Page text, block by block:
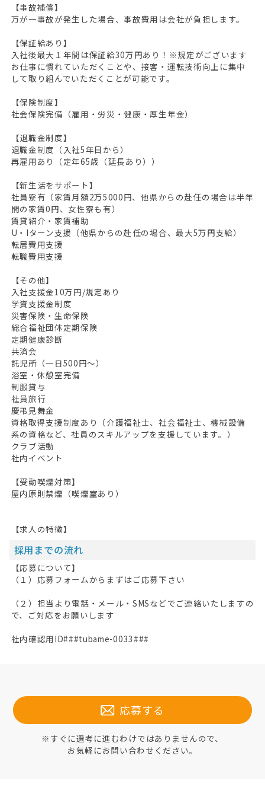
【事故補償】
万が一事故が発生した場合、事故費用は会社が負担します。
【保証給あり】
入社後最大１年間は保証給30万円あり！※規定がございます
お仕事に慣れていただくことや、接客・運転技術向上に集中
して取り組んでいただくことが可能です。
【保険制度】
社会保険完備（雇用・労災・健康・厚生年金）
【退職金制度】
退職金制度（入社5年目から）
再雇用あり（定年65歳（延長あり））
【新生活をサポート】
社員寮有（家賃月額2万5000円、他県からの赴任の場合は半年
間の家賃0円、女性寮も有）
賃貸紹介・家賃補助
U・Iターン支援（他県からの赴任の場合、最大5万円支給）
転居費用支援
転職費用支援
【その他】
入社支援金10万円/規定あり
学資支援金制度
災害保険・生命保険
総合福祉団体定期保険
定期健康診断
共済会
託児所（一日500円～）
浴室・休憩室完備
制服貸与
社員旅行
慶弔見舞金
資格取得支援制度あり（介護福祉士、社会福祉士、機械設備
系の資格など、社員のスキルアップを支援しています。）
クラブ活動
社内イベント
【受動喫煙対策】
屋内原則禁煙（喫煙室あり）
【求人の特徴】
採用までの流れ
【応募について】
（１）応募フォームからまずはご応募下さい
（２）担当より電話・メール・SMSなどでご連絡いたしますの
で、ご対応をお願いします
社内確認用ID###tubame-0033###
応募する
※すぐに選考に進むわけではありませんので、
お気軽にお問い合わせください。